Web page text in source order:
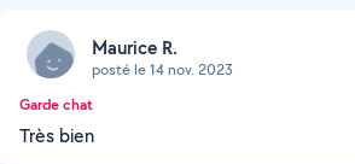
Maurice R.
posté le 14 nov. 2023
Garde chat
Très bien